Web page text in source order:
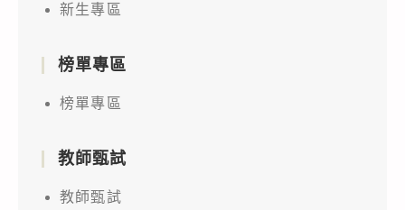
新生專區
榜單專區
榜單專區
教師甄試
教師甄試